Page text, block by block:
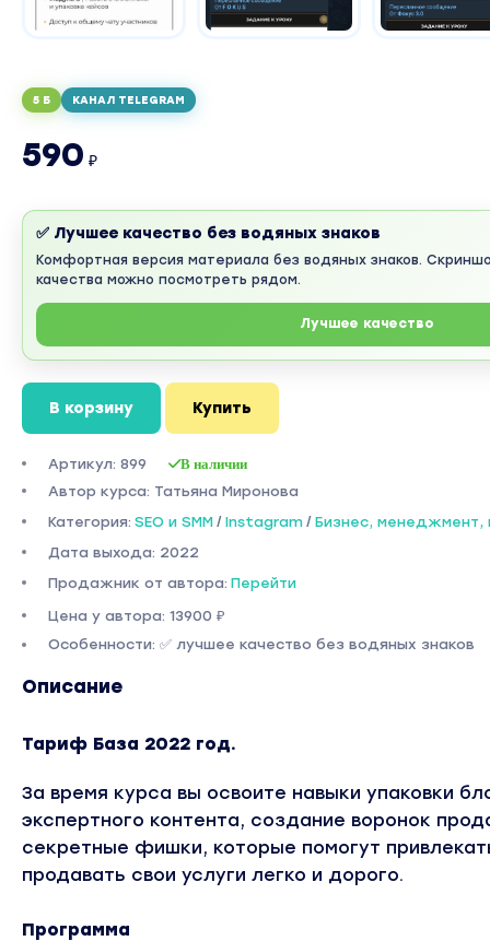
5 Б КАНАЛ TELEGRAM
590 ₽
✅ Лучшее качество без водяных знаков
Комфортная версия материала без водяных знаков.
качества можно посмотреть рядом.
Лучшее качество
В корзину Купить
Артикул: 899 В наличии
Автор курса: Татьяна Миронова
Категория: SEO и SMM / Instagram / Бизнес,
Дата выхода: 2022
Продажник от автора: Перейти
Цена у автора: 13900 ₽
Особенности: ✅ лучшее качество без водяных знаков
Описание
Тариф База 2022 год.
За время курса вы освоите навыки упаковки
экспертного контента, создание воронок
секретные фишки, которые помогут
продавать свои услуги легко и дорого.
Программа